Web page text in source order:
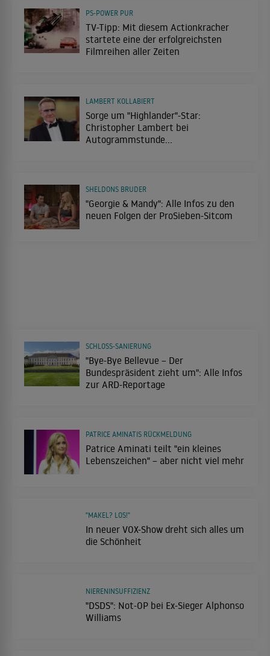
TV-Tipp: Mit diesem Actionkracher
startete eine der erfolgreichsten
Filmreihen aller Zeiten
PS-POWER PUR
Sorge um "Highlander"-Star:
Christopher Lambert bei
Autogrammstunde
LAMBERT KOLLABIERT
"Georgie & Mandy": Alle Infos zu den
neuen Folgen der ProSieben-Sitcom
SHELDONS BRUDER
"Bye-Bye Bellevue – Der
Bundespräsident zieht um": Alle Infos
zur ARD-Reportage
SCHLOSS-SANIERUNG
Patrice Aminati teilt "ein kleines
Lebenszeichen" – aber nicht viel mehr
PATRICE AMINATIS RÜCKMELDUNG
In neuer VOX-Show dreht sich alles um
die Schönheit
"MAKEL? LOS!"
"DSDS": Not-OP bei Ex-Sieger Alphonso
Williams
NIERENINSUFFIZIENZ